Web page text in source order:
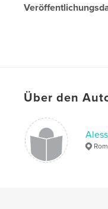
Über den